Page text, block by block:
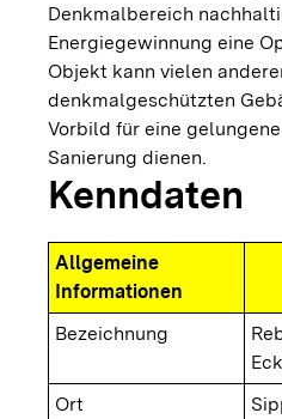
Denkmalbereich
Energiegewinnung eine
Objekt kann vielen
denkmalgeschützten
Vorbild für eine
Sanierung dienen.
Kenndaten
Allgemeine
Informationen
Bezeichnung
Ort